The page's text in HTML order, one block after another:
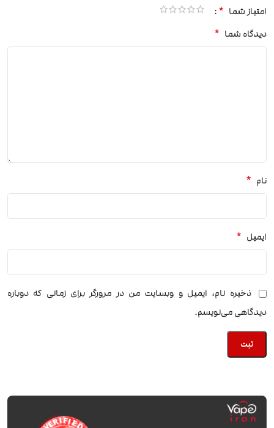
امتیاز شما *
دیدگاه شما *
نام *
ایمیل *
ذخیره نام، ایمیل و وبسایت من در مرورگر برای زمانی که دوباره
دیدگاهی می‌نویسم.